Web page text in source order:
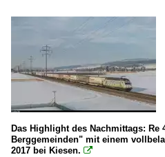
Das Highlight des Nachmittags: Re
Berggemeinden" mit einem
2017 bei Kiesen. 